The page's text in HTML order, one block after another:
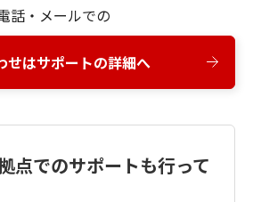
話・メールでの
せはサポートの詳細へ
点でのサポートも行って